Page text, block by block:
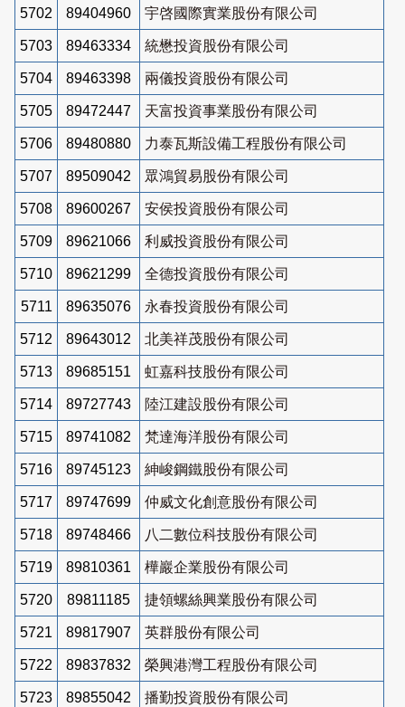
5702 89404960 宇啓國際實業股份有限公司
5703 89463334 統懋投資股份有限公司
5704 89463398 兩儀投資股份有限公司
5705 89472447 天富投資事業股份有限公司
5706 89480880 力泰瓦斯設備工程股份有限公司
5707 89509042 眾鴻貿易股份有限公司
5708 89600267 安侯投資股份有限公司
5709 89621066 利威投資股份有限公司
5710 89621299 全德投資股份有限公司
5711 89635076 永春投資股份有限公司
5712 89643012 北美祥茂股份有限公司
5713 89685151 虹嘉科技股份有限公司
5714 89727743 陸江建設股份有限公司
5715 89741082 梵達海洋股份有限公司
5716 89745123 紳峻鋼鐵股份有限公司
5717 89747699 仲威文化創意股份有限公司
5718 89748466 八二數位科技股份有限公司
5719 89810361 樺巖企業股份有限公司
5720 89811185 捷領螺絲興業股份有限公司
5721 89817907 英群股份有限公司
5722 89837832 榮興港灣工程股份有限公司
5723 89855042 播勤投資股份有限公司